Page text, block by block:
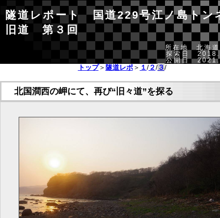
隧道レポート 国道229号江ノ島トン
旧道 第３回
所在地 北海道
探索日
公開日
トップ＞ 隧道レポ＞ １/２/３/
北国澗西の岬にて、再び“旧々道”を探る